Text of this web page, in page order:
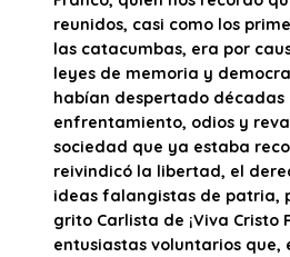
reunidos, casi como los
las catacumbas, era por
leyes de memoria y
habían despertado décadas
enfrentamiento, odios y
sociedad que ya estaba
reivindicó la libertad, el
ideas falangistas de patria,
grito Carlista de ¡Viva Cristo
entusiastas voluntarios que,